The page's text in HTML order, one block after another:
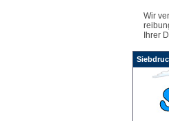
Wir
Ihrer